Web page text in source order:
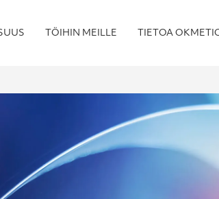
TÖIHIN MEILLE TIETOA